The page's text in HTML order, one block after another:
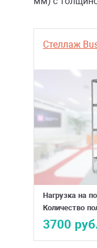
Стеллаж
Нагрузка на
Количество
3700